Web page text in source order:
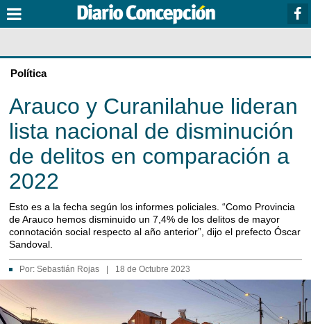
Política
Arauco y Curanilahue lideran
lista nacional de disminución
de delitos en comparación a
2022
Esto es a la fecha según los informes policiales. “Como Provincia
de Arauco hemos disminuido un 7,4% de los delitos de mayor
connotación social respecto al año anterior”, dijo el prefecto Óscar
Sandoval.
Por: Sebastián Rojas 18 de Octubre 2023